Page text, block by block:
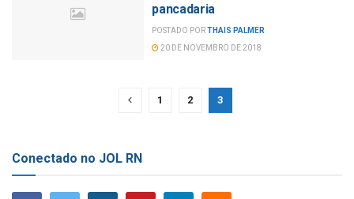
pancadaria
POSTADO PORTHAIS PALMER
20 DE NOVEMBRO DE 2018
1 2 3
Conectado no JOL RN